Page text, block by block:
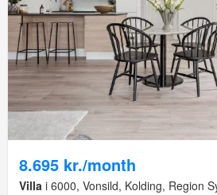
8.695 kr./month
Villa i 6000, Vonsild, Kolding, Region